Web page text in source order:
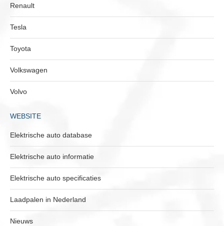
Renault
Tesla
Toyota
Volkswagen
Volvo
WEBSITE
Elektrische auto database
Elektrische auto informatie
Elektrische auto specificaties
Laadpalen in Nederland
Nieuws